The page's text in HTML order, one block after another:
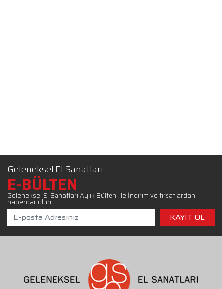
Geleneksel El Sanatları
E-BÜLTEN
Geleneksel El Sanatları Aylık Bülteni ile İndirim ve fırsatlardan
haberdar olun.